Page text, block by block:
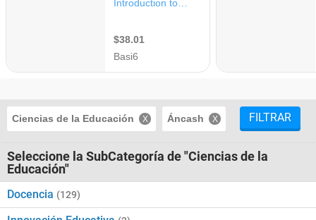
Ciencias de la Educación Áncash FILTRAR
Seleccione la SubCategoría de "Ciencias de la
Educación"
Docencia (129)